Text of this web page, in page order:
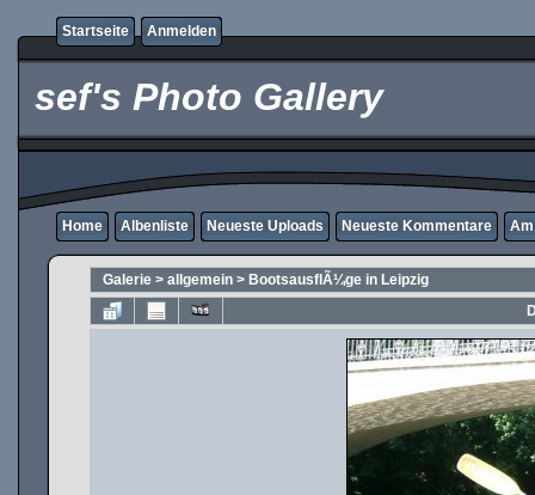
Startseite Anmelden
sef's Photo Gallery
Home Albenliste Neueste Uploads Neueste Kommentare
Galerie > allgemein > BootsausflÃ¼ge in Leipzig